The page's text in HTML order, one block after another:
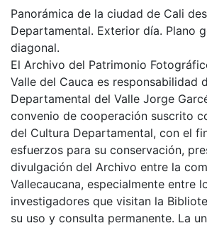
Panorámica de la ciudad de Cali
Departamental. Exterior día. Plano
diagonal.
El Archivo del Patrimonio
Valle del Cauca es responsabilidad
Departamental del Valle Jorge
convenio de cooperación suscrito
del Cultura Departamental, con el
esfuerzos para su conservación,
divulgación del Archivo entre la
Vallecaucana, especialmente entre
investigadores que visitan la
su uso y consulta permanente. La